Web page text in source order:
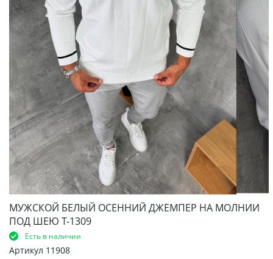
МУЖСКОЙ БЕЛЫЙ ОСЕННИЙ ДЖЕМПЕР НА МОЛНИИ
ПОД ШЕЮ Т-1309
Есть в наличии
Артикул 11908